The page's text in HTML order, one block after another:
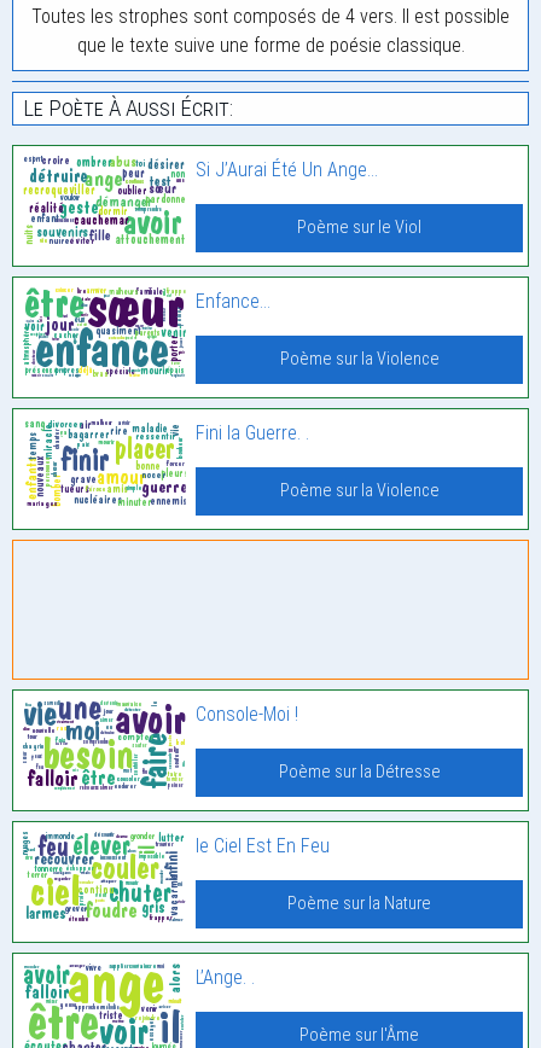
Toutes les strophes sont composés de 4 vers. Il est possible
que le texte suive une forme de poésie classique.
Le Poète À Aussi Écrit:
Si J’Aurai Été Un Ange…
Poème sur le Viol
Enfance…
Poème sur la Violence
Fini la Guerre. .
Poème sur la Violence
Console-Moi !
Poème sur la Détresse
le Ciel Est En Feu
Poème sur la Nature
L’Ange. .
Poème sur l'Âme